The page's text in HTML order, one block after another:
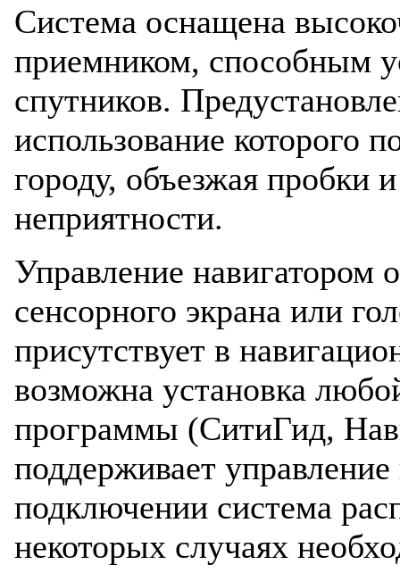
Система оснащена
приемником, способным
спутников.
использование которого
городу, объезжая пробки
неприятности.
Управление навигатором
сенсорного экрана или
присутствует в
возможна установка
программы (СитиГид,
поддерживает
подключении система
некоторых случаях